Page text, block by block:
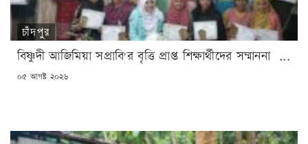
চাঁদপুর
বিষ্ণুদী আজিমিয়া সপ্রাবি'র বৃত্তি প্রাপ্ত শিক্ষার্থীদের সম্মাননা ...
POSTED
০৫ আগষ্ট ২০২৬